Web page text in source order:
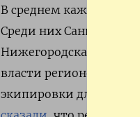
В среднем каждый
Среди них Санкт
Нижегородская и
власти регионов
экипировки для